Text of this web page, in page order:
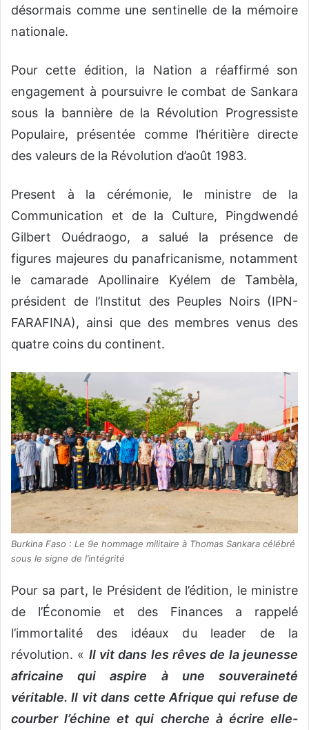
désormais comme une sentinelle de la mémoire
nationale.
Pour cette édition, la Nation a réaffirmé son
engagement à poursuivre le combat de Sankara
sous la bannière de la Révolution Progressiste
Populaire, présentée comme l’héritière directe
des valeurs de la Révolution d’août 1983.
‎Present à la cérémonie, le ministre de la
Communication et de la Culture, Pingdwendé
Gilbert Ouédraogo, a salué la présence de
figures majeures du panafricanisme, notamment
le camarade Apollinaire Kyélem de Tambèla,
président de l’Institut des Peuples Noirs (IPN-
FARAFINA), ainsi que des membres venus des
quatre coins du continent.
Burkina Faso : Le 9e hommage militaire à Thomas Sankara célébré
sous le signe de l’intégrité
‎Pour sa part, le Président de l’édition, le ministre
de l’Économie et des Finances a rappelé
l’immortalité des idéaux du leader de la
révolution. « Il vit dans les rêves de la jeunesse
africaine qui aspire à une souveraineté
véritable. Il vit dans cette Afrique qui refuse de
courber l’échine et qui cherche à écrire elle-